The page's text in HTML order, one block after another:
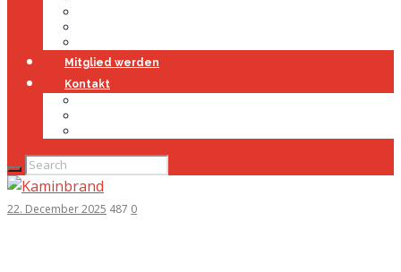
Mitglied werden
Kontakt
22. December 2025 487 0